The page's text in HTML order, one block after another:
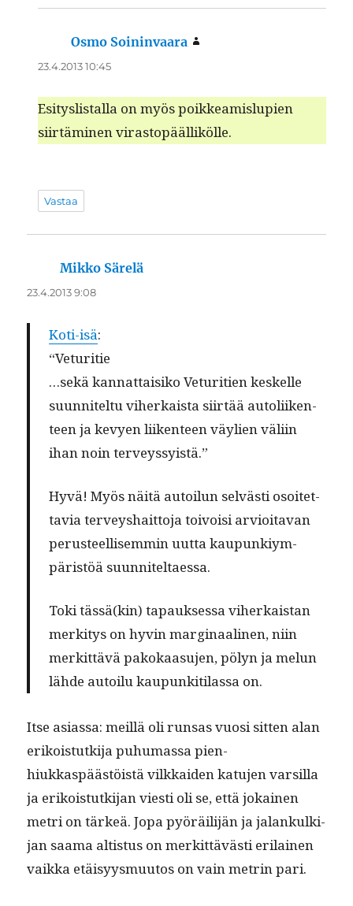
Osmo Soininvaara
23.4.2013 10:45
Esi­tys­listal­la on myös poikkeamis­lupi­en
siirtämi­nen virastopäällikölle.
Vastaa
Mikko Särelä
23.4.2013 9:08
Koti-isä:
“Vetu­ri­tie
…sekä kan­nat­taisiko Vetu­ri­tien keskelle
suun­nitel­tu viherkaista siirtää autoli­iken­
teen ja kevyen liiken­teen väylien väli­in
ihan noin terveyssyistä.”
Hyvä! Myös näitä autoilun selvästi osoitet­
tavia ter­veyshait­to­ja toivoisi arvioita­van
perus­teel­lisem­min uut­ta kaupunkiym­
päristöä suunniteltaessa.
Toki tässä(kin) tapauk­ses­sa viherkaistan
merk­i­tys on hyvin mar­gin­aa­li­nen, niin
merkit­tävä pakokaa­su­jen, pölyn ja melun
lähde autoilu kaupunki­ti­las­sa on.
Itse asi­as­sa: meil­lä oli run­sas vuosi sit­ten alan
erikois­tutk­i­ja puhu­mas­sa pien­
hiukkaspäästöistä vilkkaiden katu­jen var­sil­la
ja erikois­tutk­i­jan viesti oli se, että jokainen
metri on tärkeä. Jopa pyöräil­i­jän ja jalankulk­i­
jan saa­ma altistus on merkit­tävästi eri­lainen
vaik­ka etäisyys­muu­tos on vain metrin pari.